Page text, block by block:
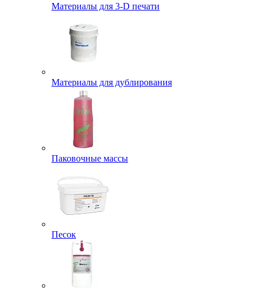
Материалы для 3-D печати
Материалы для дублирования
Паковочные массы
Песок